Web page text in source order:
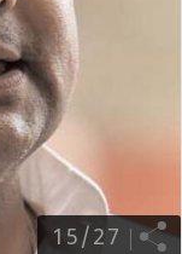
15/ 27